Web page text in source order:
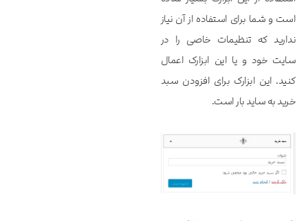
است و شما برای استفاده از آن نیاز
ندارید که تنظیمات خاصی را در
سایت خود و یا این ابزارک اعمال
کنید. این ابزارک برای افزودن سبد
خرید به ساید بار است.